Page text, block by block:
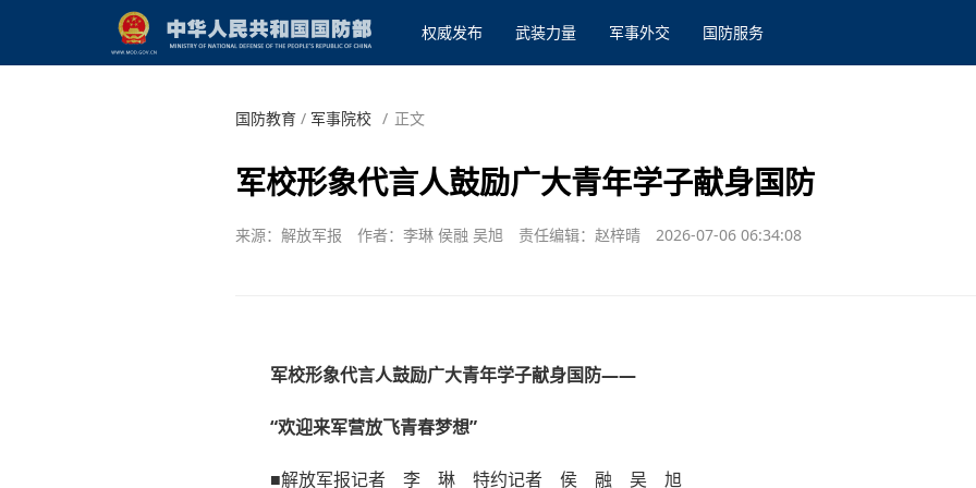
权威发布 武装力量 军事外交 国防服务
国防教育/ 军事院校 / 正文
军校形象代言人鼓励广大青年学子献身国防
来源：解放军报 作者：李琳 侯融 吴旭 责任编辑：赵梓晴 2026-07-06 06:34:08
军校形象代言人鼓励广大青年学子献身国防——
“欢迎来军营放飞青春梦想”
■解放军报记者 李 琳 特约记者 侯 融 吴 旭